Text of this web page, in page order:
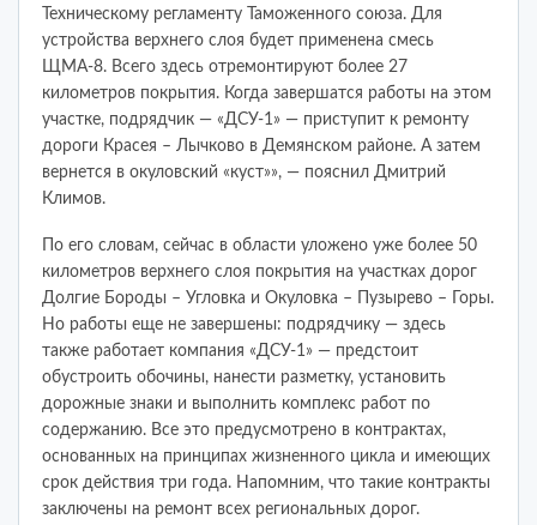
Техническому регламенту Таможенного союза. Для
устройства верхнего слоя будет применена смесь
ЩМА-8. Всего здесь отремонтируют более 27
километров покрытия. Когда завершатся работы на этом
участке, подрядчик — «ДСУ-1» — приступит к ремонту
дороги Красея – Лычково в Демянском районе. А затем
вернется в окуловский «куст»», — пояснил Дмитрий
Климов.
По его словам, сейчас в области уложено уже более 50
километров верхнего слоя покрытия на участках дорог
Долгие Бороды – Угловка и Окуловка – Пузырево – Горы.
Но работы еще не завершены: подрядчику — здесь
также работает компания «ДСУ-1» — предстоит
обустроить обочины, нанести разметку, установить
дорожные знаки и выполнить комплекс работ по
содержанию. Все это предусмотрено в контрактах,
основанных на принципах жизненного цикла и имеющих
срок действия три года. Напомним, что такие контракты
заключены на ремонт всех региональных дорог.